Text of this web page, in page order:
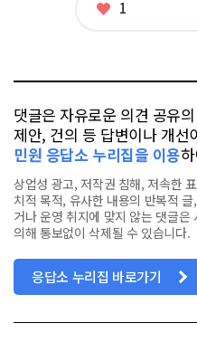
좋1
댓글은 자유로운 의견 공유
제안, 건의 등 답변이나 개선
민원 응답소 누리집을 이용
상업성 광고, 저작권 침해, 저속한
치적 목적, 유사한 내용의 반복적
거나 운영 취지에 맞지 않는 댓글은
의해 통보없이 삭제될 수 있습니다.
응답소 누리집 바로가기